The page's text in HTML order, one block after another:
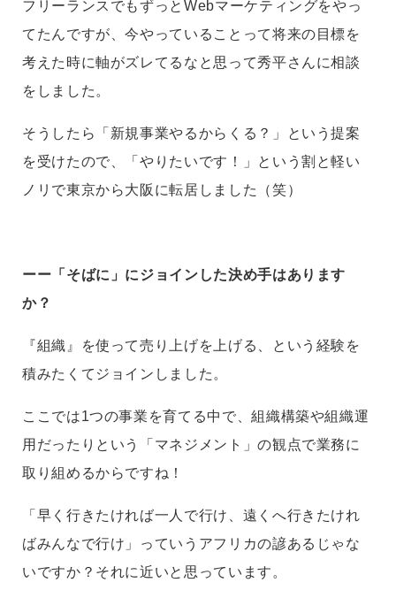
フリーランスでもずっとWebマーケティングをやっ
てたんですが、今やっていることって将来の目標を
考えた時に軸がズレてるなと思って秀平さんに相談
をしました。
そうしたら「新規事業やるからくる？」という提案
を受けたので、「やりたいです！」という割と軽い
ノリで東京から大阪に転居しました（笑）
ーー「そばに」にジョインした決め手はあります
か？
『組織』を使って売り上げを上げる、という経験を
積みたくてジョインしました。
ここでは1つの事業を育てる中で、組織構築や組織運
用だったりという「マネジメント」の観点で業務に
取り組めるからですね！
「早く行きたければ一人で行け、遠くへ行きたけれ
ばみんなで行け」っていうアフリカの諺あるじゃな
いですか？それに近いと思っています。